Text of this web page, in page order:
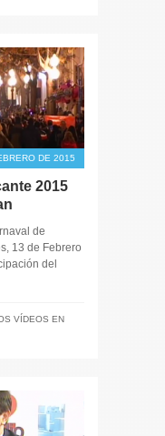
DE 2015
2015
de
13 de Febrero
del
VÍDEOS EN